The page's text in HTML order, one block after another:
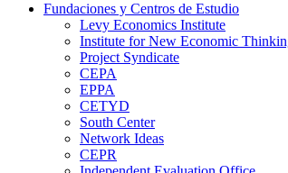
Fundaciones y Centros de Estudio
Levy Economics Institute
Institute for New Economic
Project Syndicate
CEPA
EPPA
CETYD
South Center
Network Ideas
CEPR